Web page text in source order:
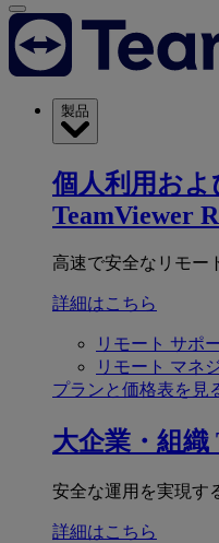
製品
個人利用およ
TeamViewer
高速で安全なリモー
詳細はこちら
リモート サポ
リモート マネ
プランと価格表を見
大企業・組織
安全な運用を実現す
詳細はこちら